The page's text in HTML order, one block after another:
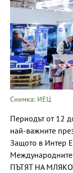
Снимка: ИЕЦ
Периодът от 12
най-важните
Защото в Интер
ПЪТЯТ НА